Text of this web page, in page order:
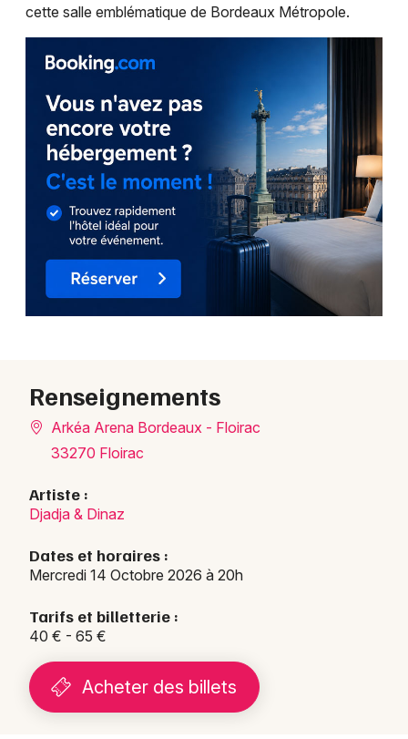
cette salle emblématique de Bordeaux Métropole.
Renseignements
Arkéa Arena Bordeaux - Floirac
33270 Floirac
Artiste :
Djadja & Dinaz
Dates et horaires :
Mercredi 14 Octobre 2026 à 20h
Tarifs et billetterie :
40 € - 65 €
Acheter des billets